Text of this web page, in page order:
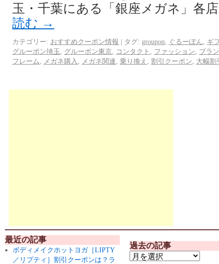
玉・千葉にある「銀座メガネ」各
読む →
カテゴリー: おすすめクーポン情報 | タグ: groupon ぐるーぽん
ギ
グルーポン埼玉
グルーポン東京 コンタクト ファッション
ブラ
フレーム
メガネ購入 メガネ関連 乗り換え 割引クーポン 大幅割
最近の記事
ボディメイクホットヨガ［LIPTY
／リプティ］割引クーポンは？ラ
過去の記事